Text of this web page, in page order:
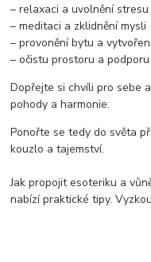
– relaxaci a uvolnění stresu
– meditaci a zklidnění mysli
– provonění bytu a
– očistu prostoru a
Dopřejte si chvíli pro sebe
pohody a harmonie.
Ponořte se tedy do světa
kouzlo a tajemství.
Jak propojit esoteriku a
nabízí praktické tipy.